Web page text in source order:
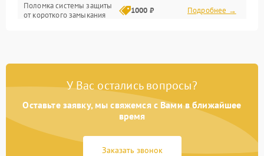
Корпус/Герметичность
Поломка системы защиты
от короткого замыкания
1000 ₽ Подробнее →
Неисправность системы
перенапряжения
1000 ₽ Подробнее →
Неисправность системы
защиты от замыкания
1000 ₽
У Вас остались вопросы?
Оставьте заявку, мы свяжемся с Вами в ближайшее
время
Заказать звонок